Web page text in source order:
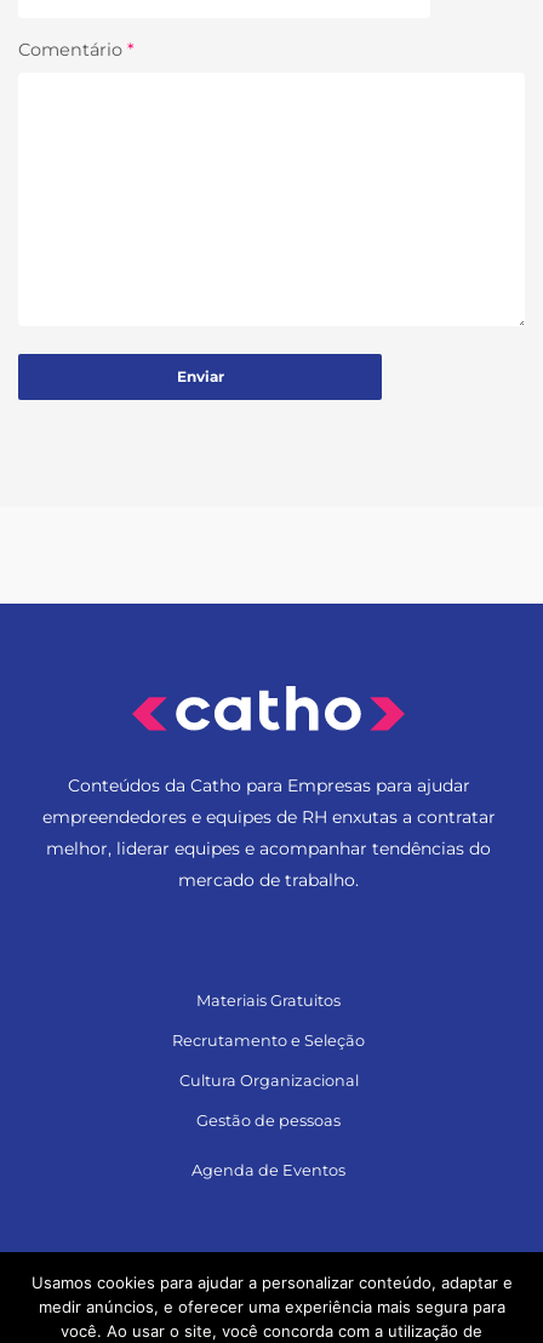
Comentário *
Conteúdos da Catho para Empresas para ajudar
empreendedores e equipes de RH enxutas a contratar
melhor, liderar equipes e acompanhar tendências do
mercado de trabalho.
Materiais Gratuitos
Recrutamento e Seleção
Cultura Organizacional
Gestão de pessoas
Agenda de Eventos
Usamos cookies para ajudar a personalizar conteúdo, adaptar e
medir anúncios, e oferecer uma experiência mais segura para
você. Ao usar o site, você concorda com a utilização de